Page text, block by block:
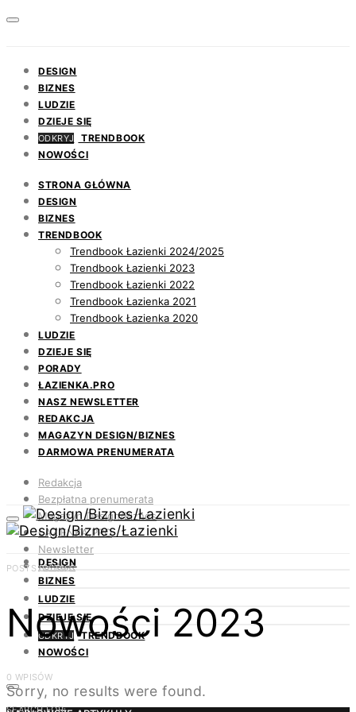
DESIGN
BIZNES
LUDZIE
DZIEJE SIĘ
ODKRYJ
TRENDBOOK
NOWOŚCI
STRONA GŁÓWNA
DESIGN
BIZNES
TRENDBOOK
Trendbook Łazienki 2024/2025
Trendbook Łazienki 2023
Trendbook Łazienki 2022
Trendbook Łazienka 2021
Trendbook Łazienka 2020
LUDZIE
DZIEJE SIĘ
PORADY
ŁAZIENKA.PRO
NASZ NEWSLETTER
REDAKCJA
MAGAZYN DESIGN/BIZNES
DARMOWA PRENUMERATA
Redakcja
Bezpłatna prenumerata
Magazyn Design/Biznes
ŁAZIENKA.PRO
Newsletter
Kontakt
DESIGN
BIZNES
LUDZIE
DZIEJE SIĘ
ODKRYJ TRENDBOOK
NOWOŚCI
POSTS BY TAG
Nowości 2023
0 WPISÓW
Sorry, no results were found.
SEARCH FOR: